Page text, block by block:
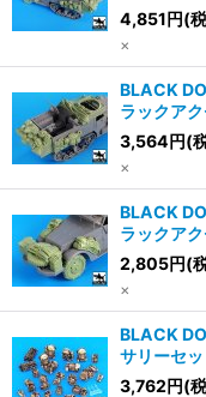
4,851円(
×
BLACK
ラックア
3,564円(
×
BLACK
ラックア
2,805円(
×
BLACK
サリーセッ
3,762円(